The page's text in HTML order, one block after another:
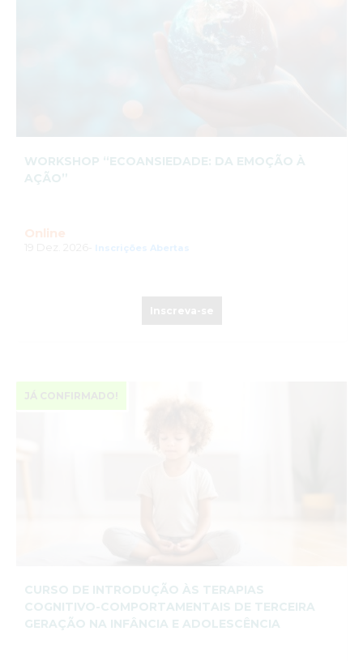
WORKSHOP “ECOANSIEDADE: DA EMOÇÃO À
AÇÃO”
Online
Inscrições Abertas
JÁ CONFIRMADO!
CURSO DE INTRODUÇÃO ÀS TERAPIAS
COGNITIVO-COMPORTAMENTAIS DE TERCEIRA
GERAÇÃO NA INFÂNCIA E ADOLESCÊNCIA